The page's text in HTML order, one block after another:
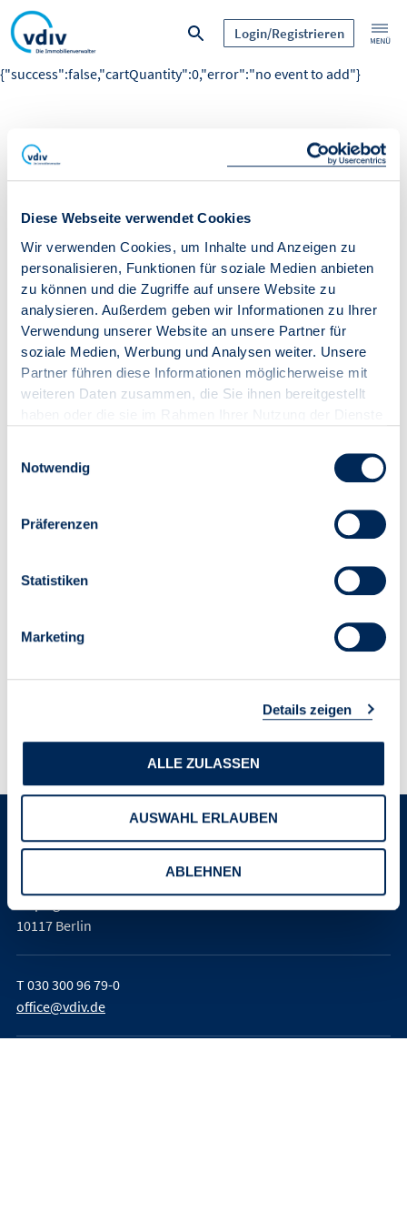
Diese Webseite verwendet Cookies
Wir verwenden Cookies, um Inhalte und Anzeigen zu
personalisieren, Funktionen für soziale Medien anbieten
zu können und die Zugriffe auf unsere Website zu
analysieren. Außerdem geben wir Informationen zu Ihrer
Verwendung unserer Website an unsere Partner für
soziale Medien, Werbung und Analysen weiter. Unsere
Partner führen diese Informationen möglicherweise mit
weiteren Daten zusammen, die Sie ihnen bereitgestellt
Notwendig
Präferenzen
Statistiken
Marketing
Details zeigen
ALLE ZULASSEN
AUSWAHL ERLAUBEN
ABLEHNEN
Login/Registrieren
{"success":false,"cartQuantity":0,"error":"no event to add"}
Verband der Immobilienverwalter
Deutschland e. V. (VDIV Deutschland)
10117 Berlin
T030 300 96 79-0
office@vdiv.de